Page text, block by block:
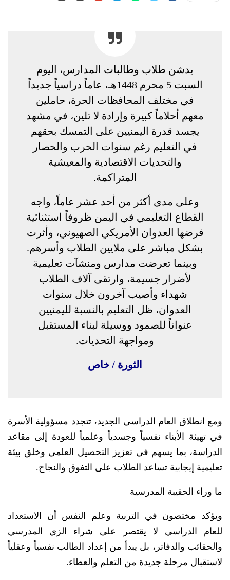
يدشن طلاب وطالبات المدارس، اليوم
السبت 5 محرم 1448هـ، عاماً دراسياً جديداً
في مختلف المحافظات الحرة، حاملين
معهم أحلاماً كبيرة وإرادة لا تلين، في مشهد
يجسد قدرة اليمنيين على التمسك بحقهم
في التعليم رغم سنوات الحرب والحصار
والتحديات الاقتصادية والمعيشية
المتراكمة.
وعلى مدى أكثر من أحد عشر عاماً، واجه
القطاع التعليمي في اليمن ظروفاً استثنائية
فرضها العدوان الأمريكي الصهيوني، وأثرت
بشكل مباشر على ملايين الطلاب وأسرهم.
وبينما تعرضت مدارس ومنشآت تعليمية
لأضرار جسيمة، وارتقى آلاف الطلاب
شهداء وأصيب آخرون خلال سنوات
العدوان، ظل التعليم بالنسبة لليمنيين
عنواناً للصمود ووسيلة لبناء المستقبل
ومواجهة التحديات.
الثورة / خاص
ومع انطلاق العام الدراسي الجديد، تتجدد مسؤولية الأسرة
في تهيئة الأبناء نفسياً وجسدياً وعلمياً للعودة إلى مقاعد
الدراسة، بما يسهم في تعزيز التحصيل العلمي وخلق بيئة
تعليمية إيجابية تساعد الطلاب على التفوق والنجاح.
ما وراء الحقيبة المدرسية
ويؤكد مختصون في التربية وعلم النفس أن الاستعداد
للعام الدراسي لا يقتصر على شراء الزي المدرسي
والحقائب والدفاتر، بل يبدأ من إعداد الطالب نفسياً وعقلياً
لاستقبال مرحلة جديدة من التعلم والعطاء.